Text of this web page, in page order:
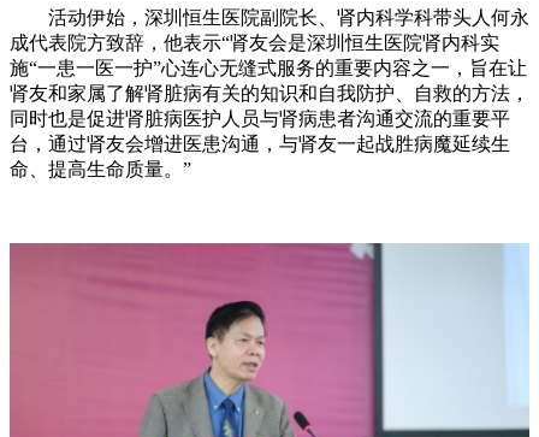
活动伊始，深圳恒生医院副院长、肾内科学科带头人何永
成代表院方致辞，他表示“肾友会是深圳恒生医院肾内科实
施“一患一医一护”心连心无缝式服务的重要内容之一，旨在让
肾友和家属了解肾脏病有关的知识和自我防护、自救的方法，
同时也是促进肾脏病医护人员与肾病患者沟通交流的重要平
台，通过肾友会增进医患沟通，与肾友一起战胜病魔延续生
命、提高生命质量。”